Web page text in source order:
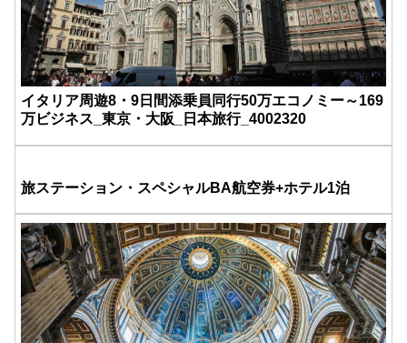
イタリア周遊8・9日間添乗員同行50万エコノミー～169
万ビジネス_東京・大阪_日本旅行_4002320
旅ステーション・スペシャルBA航空券+ホテル1泊